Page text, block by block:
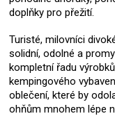
doplňky pro přežití.
Turisté, milovníci
solidní, odolné a
kompletní řadu
kempingového
oblečení, které by
ohňům mnohem lépe